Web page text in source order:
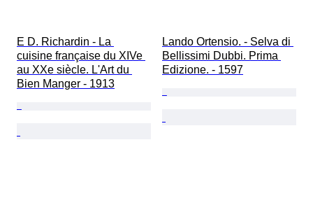
E D. Richardin - La
cuisine française du XIVe
au XXe siècle. L'Art du
Bien Manger - 1913
Lando Ortensio. - Selva di
Bellissimi Dubbi. Prima
Edizione. - 1597